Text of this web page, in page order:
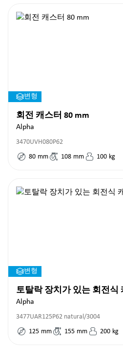
변형
회전 캐스터 80 mm
Alpha
3470UVH080P62
80 mm 108 mm 100 kg
변형
Alpha
3477UAR125P62 natural/3004
125 mm 155 mm 200 kg